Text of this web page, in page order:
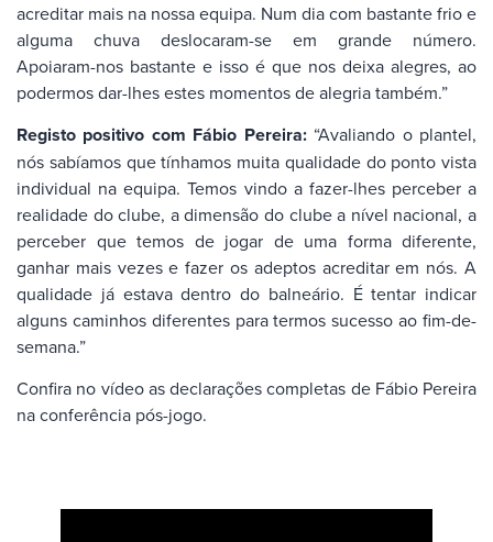
acreditar mais na nossa equipa. Num dia com bastante frio e
alguma chuva deslocaram-se em grande número.
Apoiaram-nos bastante e isso é que nos deixa alegres, ao
podermos dar-lhes estes momentos de alegria também.”
Registo positivo com Fábio Pereira:“Avaliando o plantel,
nós sabíamos que tínhamos muita qualidade do ponto vista
individual na equipa. Temos vindo a fazer-lhes perceber a
realidade do clube, a dimensão do clube a nível nacional, a
perceber que temos de jogar de uma forma diferente,
ganhar mais vezes e fazer os adeptos acreditar em nós. A
qualidade já estava dentro do balneário. É tentar indicar
alguns caminhos diferentes para termos sucesso ao fim-de-
semana.”
Confira no vídeo as declarações completas de Fábio Pereira
na conferência pós-jogo.